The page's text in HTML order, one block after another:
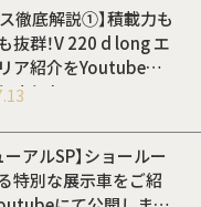
ス徹底解説①】積載力も
抜群！V 220 d long エ
ア紹介をYoutubeに
ました
ーアルSP】ショールー
特別な展示車をご紹